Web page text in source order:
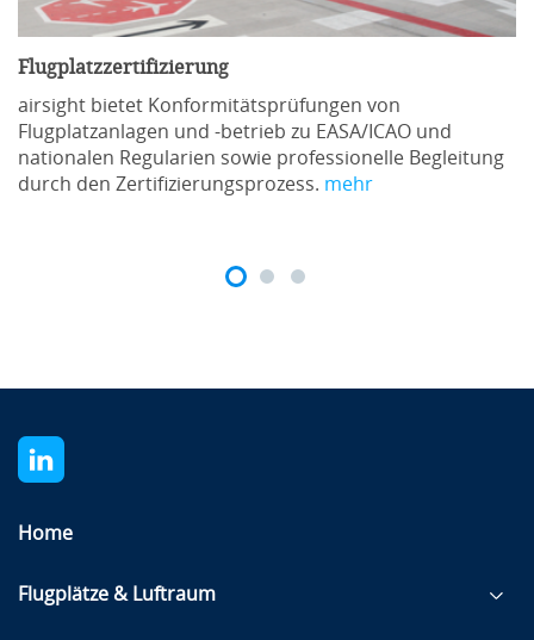
Flugplatzzertifizierung
airsight bietet Konformitätsprüfungen von
Flugplatzanlagen und -betrieb zu EASA/ICAO und
nationalen Regularien sowie professionelle Begleitung
durch den Zertifizierungsprozess. mehr
Home
Flugplätze & Luftraum